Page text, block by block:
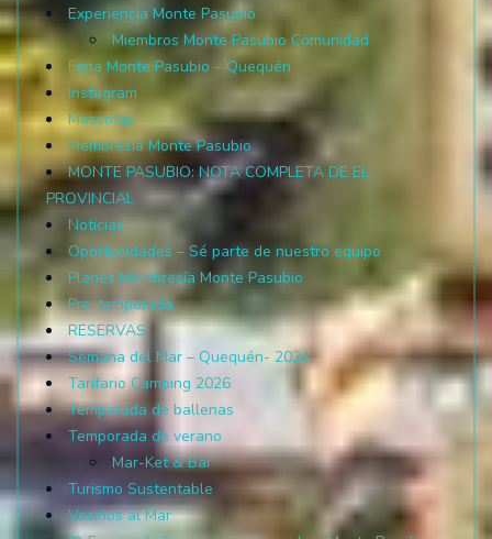
Experiencia Monte Pasubio
Miembros Monte Pasubio Comunidad
Feria Monte Pasubio – Quequén
Instagram
Mascotas
Membresía Monte Pasubio
MONTE PASUBIO: NOTA COMPLETA DE EL
PROVINCIAL
Noticias
Oportunidades – Sé parte de nuestro equipo
Planes Membresía Monte Pasubio
Pre-temporada
RESERVAS
Semana del Mar – Quequén- 2024
Tarifario Camping 2026
Temporada de ballenas
Temporada de verano
Mar-Ket & Bar
Turismo Sustentable
Vecinos al Mar